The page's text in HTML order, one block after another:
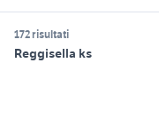
172 risultati
Reggisella ks